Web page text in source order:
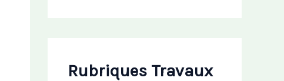
Rubriques Travaux